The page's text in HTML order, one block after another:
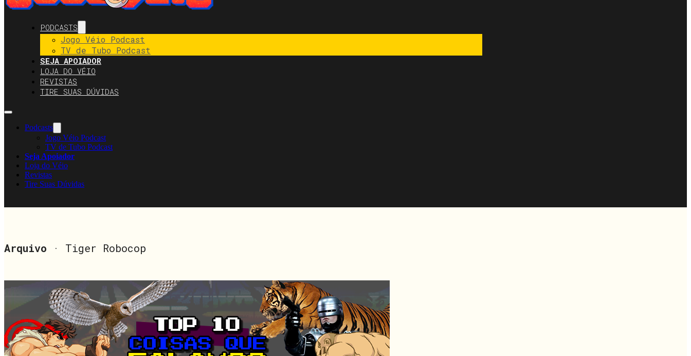
PODCASTS
Jogo Véio Podcast
TV de Tubo Podcast
SEJA APOIADOR
LOJA DO VÉIO
REVISTAS
TIRE SUAS DÚVIDAS
Podcasts
Jogo Véio Podcast
TV de Tubo Podcast
Seja Apoiador
Loja do Véio
Revistas
Tire Suas Dúvidas
Arquivo · Tiger Robocop